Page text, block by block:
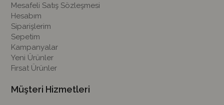
Mesafeli Satış Sözleşmesi
Hesabım
Siparişlerim
Sepetim
Kampanyalar
Yeni Ürünler
Fırsat Ürünler
Müşteri Hizmetleri